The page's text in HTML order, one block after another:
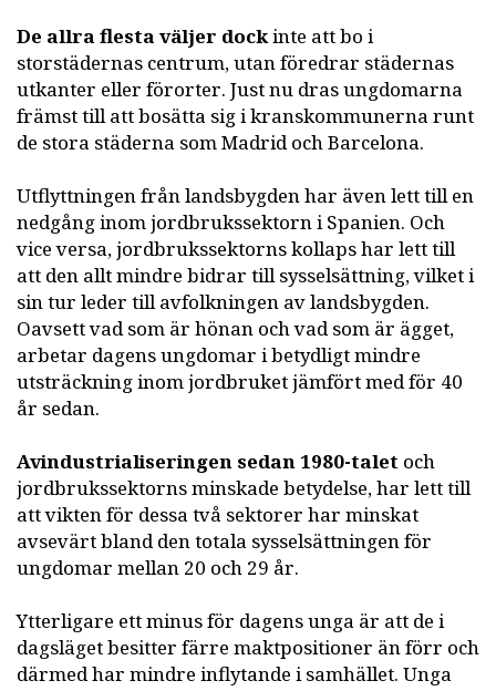
De allra flesta väljer dockinte att bo i
storstädernas centrum, utan föredrar städernas
utkanter eller förorter. Just nu dras ungdomarna
främst till att bosätta sig i kranskommunerna runt
de stora städerna som Madrid och Barcelona.
Utflyttningen från landsbygden har även lett till en
nedgång inom jordbrukssektorn i Spanien. Och
vice versa, jordbrukssektorns kollaps har lett till
att den allt mindre bidrar till sysselsättning, vilket i
sin tur leder till avfolkningen av landsbygden.
Oavsett vad som är hönan och vad som är ägget,
arbetar dagens ungdomar i betydligt mindre
utsträckning inom jordbruket jämfört med för 40
år sedan.
Avindustrialiseringen sedan 1980-talet och
jordbrukssektorns minskade betydelse, har lett till
att vikten för dessa två sektorer har minskat
avsevärt bland den totala sysselsättningen för
ungdomar mellan 20 och 29 år.
Ytterligare ett minus för dagens unga är att de i
dagsläget besitter färre maktpositioner än förr och
därmed har mindre inflytande i samhället. Unga